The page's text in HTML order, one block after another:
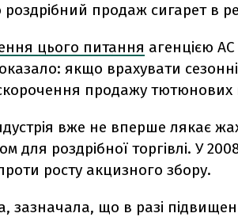
продаж сигарет в
цього питання агенцією
якщо врахувати
продажу тютюнових
вже не вперше лякає
роздрібної торгівлі. У
росту акцизного збору.
зазначала, що в разі